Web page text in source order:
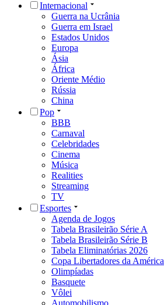
Internacional
Guerra na Ucrânia
Guerra em Israel
Estados Unidos
Europa
Ásia
África
Oriente Médio
Rússia
China
Pop
BBB
Carnaval
Celebridades
Cinema
Música
Realities
Streaming
TV
Esportes
Agenda de Jogos
Tabela Brasileirão Série A
Tabela Brasileirão Série B
Tabela Eliminatórias 2026
Copa Libertadores da América
Olimpíadas
Basquete
Vôlei